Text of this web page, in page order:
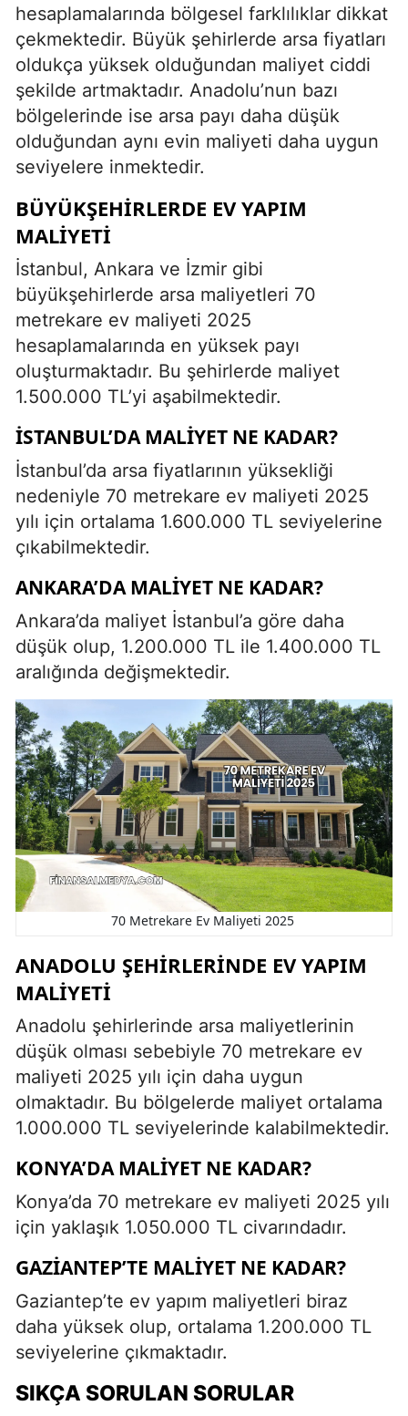
hesaplamalarında bölgesel farklılıklar dikkat
çekmektedir. Büyük şehirlerde arsa fiyatları
oldukça yüksek olduğundan maliyet ciddi
şekilde artmaktadır. Anadolu’nun bazı
bölgelerinde ise arsa payı daha düşük
olduğundan aynı evin maliyeti daha uygun
seviyelere inmektedir.
BÜYÜKŞEHIRLERDE EV YAPIM
MALIYETI
İstanbul, Ankara ve İzmir gibi
büyükşehirlerde arsa maliyetleri 70
metrekare ev maliyeti 2025
hesaplamalarında en yüksek payı
oluşturmaktadır. Bu şehirlerde maliyet
1.500.000 TL’yi aşabilmektedir.
İSTANBUL’DA MALIYET NE KADAR?
İstanbul’da arsa fiyatlarının yüksekliği
nedeniyle 70 metrekare ev maliyeti 2025
yılı için ortalama 1.600.000 TL seviyelerine
çıkabilmektedir.
ANKARA’DA MALIYET NE KADAR?
Ankara’da maliyet İstanbul’a göre daha
düşük olup, 1.200.000 TL ile 1.400.000 TL
aralığında değişmektedir.
70 Metrekare Ev Maliyeti 2025
ANADOLU ŞEHIRLERINDE EV YAPIM
MALIYETI
Anadolu şehirlerinde arsa maliyetlerinin
düşük olması sebebiyle 70 metrekare ev
maliyeti 2025 yılı için daha uygun
olmaktadır. Bu bölgelerde maliyet ortalama
1.000.000 TL seviyelerinde kalabilmektedir.
KONYA’DA MALIYET NE KADAR?
Konya’da 70 metrekare ev maliyeti 2025 yılı
için yaklaşık 1.050.000 TL civarındadır.
GAZIANTEP’TE MALIYET NE KADAR?
Gaziantep’te ev yapım maliyetleri biraz
daha yüksek olup, ortalama 1.200.000 TL
seviyelerine çıkmaktadır.
SIKÇA SORULAN SORULAR